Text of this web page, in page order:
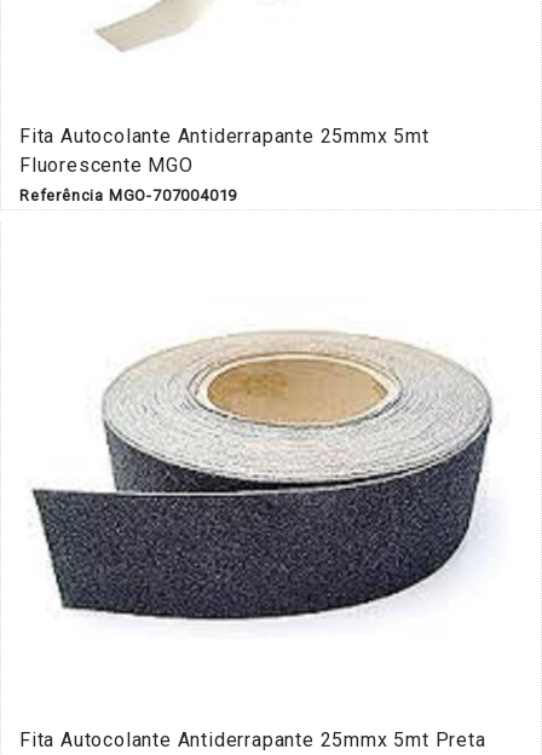
Fita Autocolante Antiderrapante 25mmx 5mt
Fluorescente MGO
Referência MGO-707004019
Fita Autocolante Antiderrapante 25mmx 5mt Preta